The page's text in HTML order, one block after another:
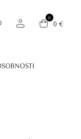
0
0 €